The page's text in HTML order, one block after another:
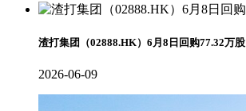
渣打集团（02888.HK）6月8日回购77.32万股
2026-06-09